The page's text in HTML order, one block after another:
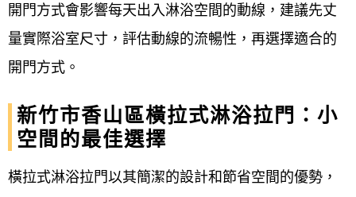
施作項目：浴室淋浴拉門更換防水膠條，浴
缸矽利康割除重新打膠
規格型式：8mm L型無框式淋浴門
浴室淋浴拉門淋浴門的防水膠條嚴重泛黃硬
化全部更換。
開門方式會影響每天出入淋浴空間的動線，建議先丈
量實際浴室尺寸，評估動線的流暢性，再選擇適合的
開門方式。
新竹市香山區橫拉式淋浴拉門：小
空間的最佳選擇
橫拉式淋浴拉門以其簡潔的設計和節省空間的優勢，